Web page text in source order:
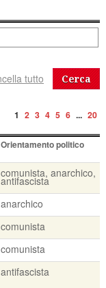
Cerca
1 2 3 4 5 6 ... 20
Orientamento politico
comunista, anarchico,
antifascista
anarchico
comunista
comunista
antifascista